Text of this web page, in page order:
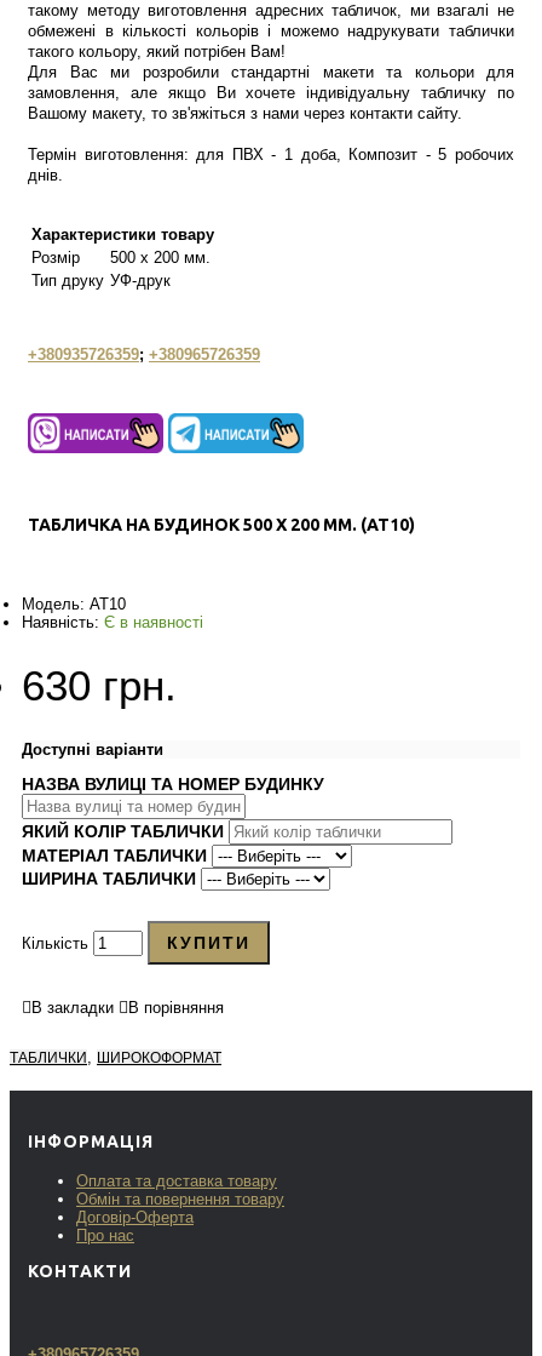
такому методу виготовлення адресних табличок, ми взагалі не
обмежені в кількості кольорів і можемо надрукувати таблички
такого кольору, який потрібен Вам!
Для Вас ми розробили стандартні макети та кольори для
замовлення, але якщо Ви хочете індивідуальну табличку по
Вашому макету, то зв'яжіться з нами через контакти сайту.
Термін виготовлення: для ПВХ - 1 доба, Композит - 5 робочих
днів.
Характеристики товару
Розмір
500 х 200 мм.
Тип друку УФ-друк
+380935726359; +380965726359
ТАБЛИЧКА НА БУДИНОК 500 Х 200 ММ. (AT10)
Модель: AT10
Наявність: Є в наявності
630 грн.
Доступні варіанти
НАЗВА ВУЛИЦІ ТА НОМЕР БУДИНКУ
ЯКИЙ КОЛІР ТАБЛИЧКИ
МАТЕРІАЛ ТАБЛИЧКИ
ШИРИНА ТАБЛИЧКИ
Кількість КУПИТИ
В закладки В порівняння
ТАБЛИЧКИ , ШИРОКОФОРМАТ
ІНФОРМАЦІЯ
Оплата та доставка товару
Обмін та повернення товару
Договір-Оферта
Про нас
КОНТАКТИ